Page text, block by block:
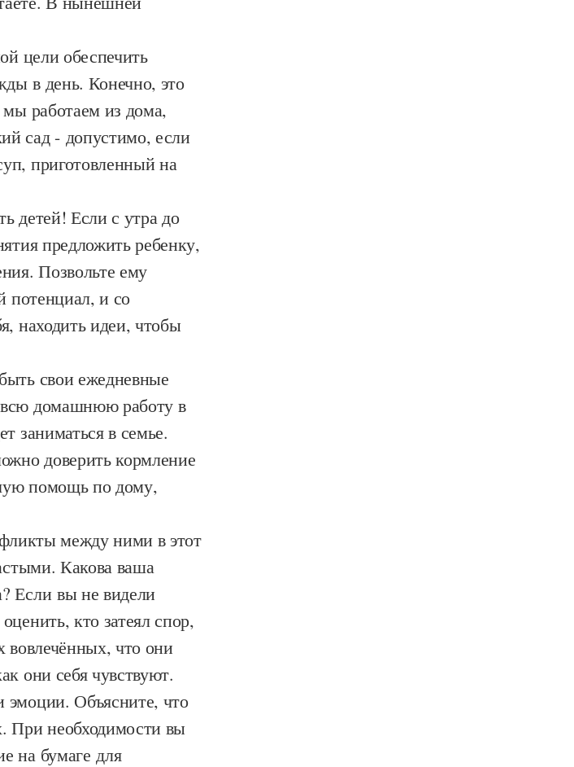
цели обеспечить
в день. Конечно, это
работаем из дома,
сад - допустимо, если
приготовленный на
детей! Если с утра до
предложить ребенку,
Позвольте ему
потенциал, и со
находить идеи, чтобы
свои ежедневные
домашнюю работу в
заниматься в семье.
доверить кормление
помощь по дому,
между ними в этот
Какова ваша
Если вы не видели
кто затеял спор,
вовлечённых, что они
они себя чувствуют.
эмоции. Объясните, что
При необходимости вы
на бумаге для